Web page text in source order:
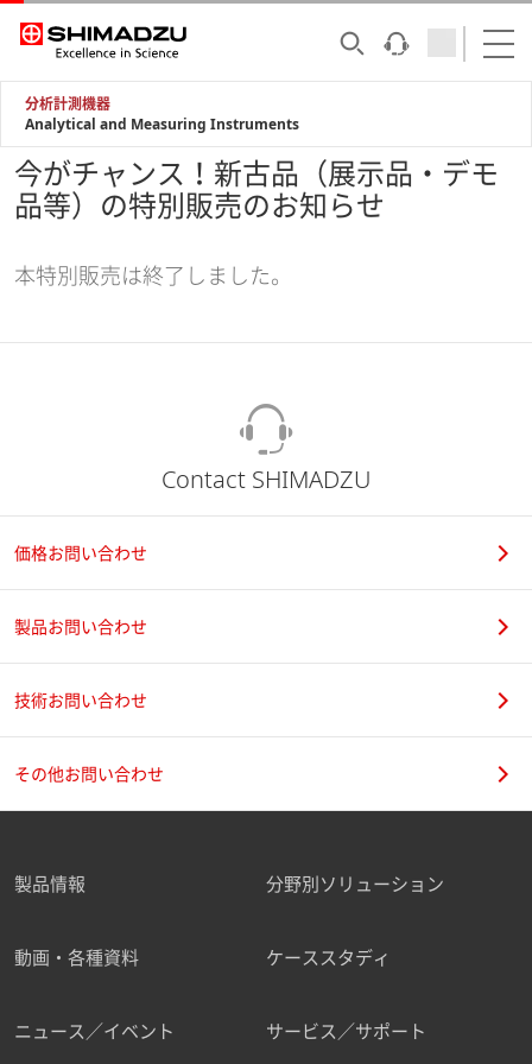
分析計測機器
Analytical and Measuring Instruments
今がチャンス！新古品（展示品・デモ
品等）の特別販売のお知らせ
本特別販売は終了しました。
Contact SHIMADZU
価格お問い合わせ
製品お問い合わせ
技術お問い合わせ
その他お問い合わせ
製品情報 分野別ソリューション
動画・各種資料 ケーススタディ
ニュース／イベント サービス／サポート